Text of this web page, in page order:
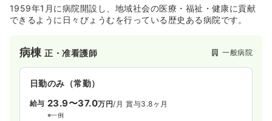
気になる 詳細を見る
外来正看護師 一般病院
日勤のみ（常勤）
給与 22.0万円〜/月 賞与3.7ヶ月
※一例
1959年1月に病院開設し、地域社会の医療・福祉・健康に貢献
できるように日々びょうむを行っている歴史ある病院です。
病棟正・准看護師 一般病院
日勤のみ（常勤）
給与 23.9〜37.0万円/月 賞与3.8ヶ月
※一例